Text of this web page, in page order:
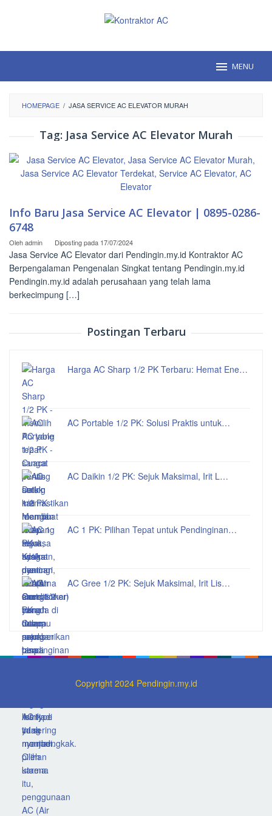
MENU
HOMEPAGE / JASA SERVICE AC ELEVATOR MURAH
Tag: Jasa Service AC Elevator Murah
Info Baru Jasa Service AC Elevator | 0895-0286-
6748
Olehadmin Diposting pada 17/07/2024
Jasa Service AC Elevator dari Pendingin.my.id Kontraktor AC
Berpengalaman Pengenalan Singkat tentang Pendingin.my.id
Pendingin.my.id adalah perusahaan yang telah lama
berkecimpung […]
Postingan Terbaru
Harga AC Sharp 1/2 PK Terbaru: Hemat Ene…
AC Portable 1/2 PK: Solusi Praktis untuk…
AC Daikin 1/2 PK: Sejuk Maksimal, Irit L…
AC 1 PK: Pilihan Tepat untuk Pendinginan…
AC Gree 1/2 PK: Sejuk Maksimal, Irit Lis…
Copyright 2024 Pendingin.my.id